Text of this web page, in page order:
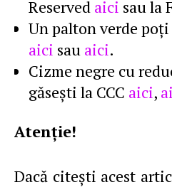
Reserved aici sau la
Un palton verde
aici sau aici.
Cizme negre cu
găseşti la CCC aici,
Atenţie!
Dacă citeşti acest